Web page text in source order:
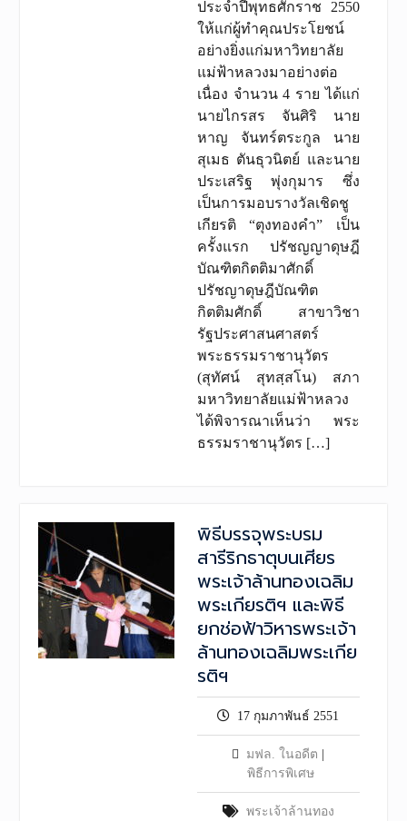
ประจำปีพุทธศักราช 2550
ให้แก่ผู้ทำคุณประโยชน์
อย่างยิ่งแก่มหาวิทยาลัย
แม่ฟ้าหลวงมาอย่างต่อ
เนื่อง จำนวน 4 ราย ได้แก่
นายไกรสร จันศิริ นาย
หาญ จันทร์ตระกูล นาย
สุเมธ ตันธุวนิตย์ และนาย
ประเสริฐ พุ่งกุมาร ซึ่ง
เป็นการมอบรางวัลเชิดชู
เกียรติ “ตุงทองคำ” เป็น
ครั้งแรก ปรัชญญาดุษฎี
บัณฑิตกิตติมาศักดิ์
ปรัชญาดุษฎีบัณฑิต
กิตติมศักดิ์ สาขาวิชา
รัฐประศาสนศาสตร์
พระธรรมราชานุวัตร
(สุทัศน์ สุทสฺสโน) สภา
มหาวิทยาลัยแม่ฟ้าหลวง
ได้พิจารณาเห็นว่า พระ
ธรรมราชานุวัตร […]
พิธีบรรจุพระบรม
สารีริกธาตุบนเศียร
พระเจ้าล้านทองเฉลิม
พระเกียรติฯ และพิธี
ยกช่อฟ้าวิหารพระเจ้า
ล้านทองเฉลิมพระเกีย
รติฯ
17 กุมภาพันธ์ 2551
มฟล. ในอดีต
พิธีการพิเศษ
พระเจ้าล้านทอง